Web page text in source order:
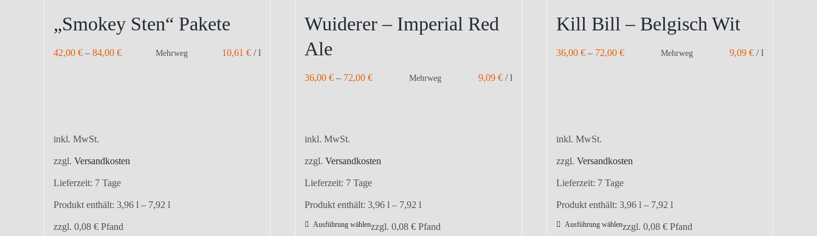
„Smokey Sten“ Pakete
42,00 € – 84,00 € Mehrweg 10,61€ /l
inkl. MwSt.
zzgl. Versandkosten
Lieferzeit: 7 Tage
Produkt enthält: 3,96 l – 7,92 l
zzgl. 0,08 € Pfand
Wuiderer – Imperial Red
Ale
36,00€ – 72,00€ Mehrweg 9,09 €/l
inkl. MwSt.
zzgl.Versandkosten
Lieferzeit: 7 Tage
Produkt enthält: 3,96l – 7,92l
Ausführung wählenDieses
zzgl.0,08€ Pfand
Kill Bill – Belgisch Wit
36,00 €– 72,00 € Mehrweg 9,09 €/l
inkl. MwSt.
zzgl. Versandkosten
Lieferzeit: 7 Tage
Produkt enthält: 3,96 l – 7,92 l
Ausführung wählenDieses
zzgl. 0,08 €Pfand